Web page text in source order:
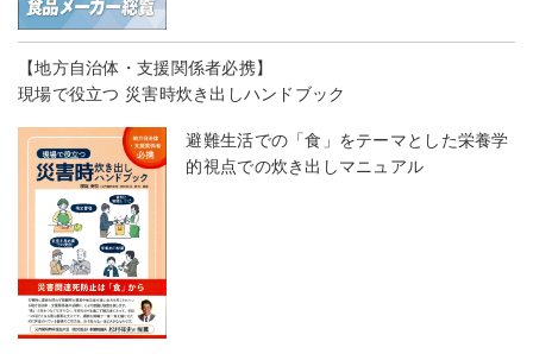
【地方自治体・支援関係者必携】
現場で役立つ 災害時炊き出しハンドブック
避難生活での「食」をテーマとした栄養学
的視点での炊き出しマニュアル